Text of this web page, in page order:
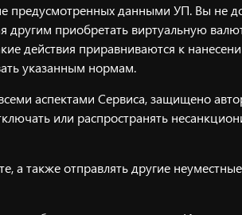
предусмотренных данными УП. Вы
приобретать виртуальную
действия приравниваются к
указанным нормам.
аспектами Сервиса, защищено
или распространять
а также отправлять другие